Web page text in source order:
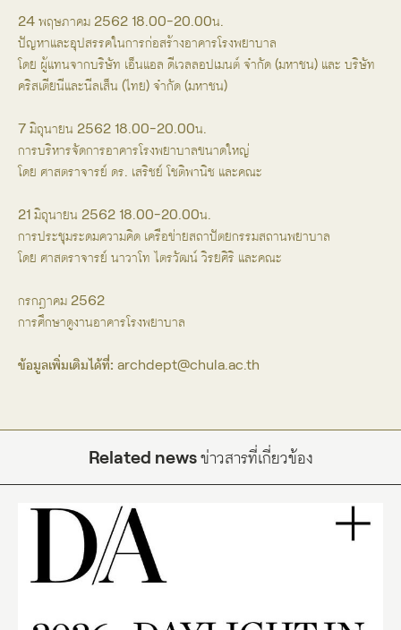
24 พฤษภาคม 2562 18.00-20.00น.
ปัญหาและอุปสรรคในการก่อสร้างอาคารโรงพยาบาล
โดย ผู้แทนจากบริษัท เอ็นแอล ดีเวลลอปเมนต์ จำกัด (มหาชน) และ บริษัท
คริสเตียนีและนีลเส็น (ไทย) จํากัด (มหาชน)
7 มิถุนายน 2562 18.00-20.00น.
การบริหารจัดการอาคารโรงพยาบาลขนาดใหญ่
โดย ศาสตราจารย์ ดร. เสริชย์ โชติพานิช และคณะ
21 มิถุนายน 2562 18.00-20.00น.
การประชุมระดมความคิด เครือข่ายสถาปัตยกรรมสถานพยาบาล
โดย ศาสตราจารย์ นาวาโท ไตรวัฒน์ วิรยศิริ และคณะ
กรกฎาคม 2562
การศึกษาดูงานอาคารโรงพยาบาล
ข้อมูลเพิ่มเติมได้ที่: archdept@chula.ac.th
Related newsข่าวสารที่เกี่ยวข้อง